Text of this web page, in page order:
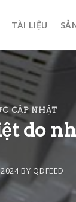
TÀI LIỆU
CẬP NHẬT
do
BY QDFEED